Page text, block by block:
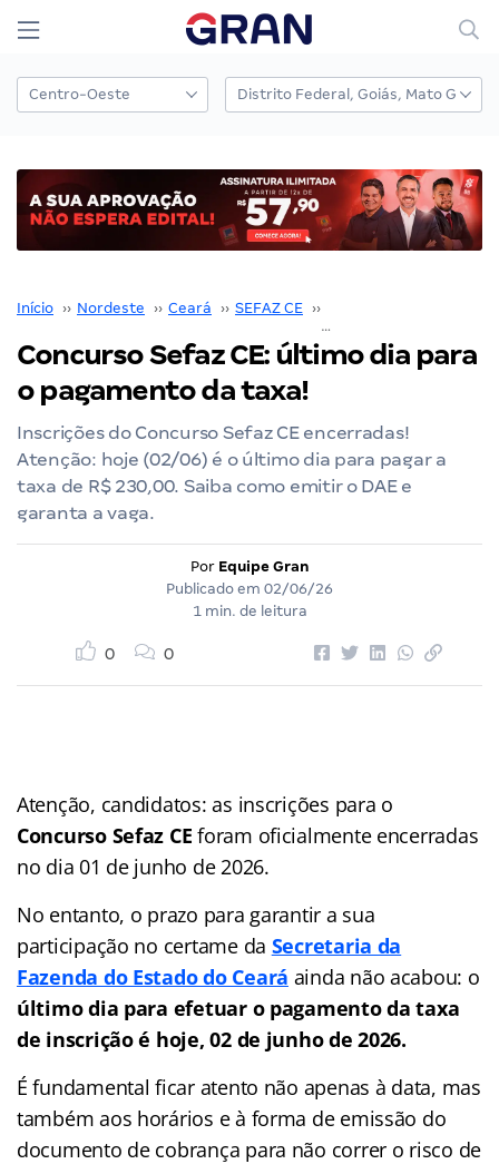
Início ›› Nordeste ›› Ceará ›› SEFAZ CE ››
Concurso Sefaz CE: último dia para
o pagamento da taxa!
Inscrições do Concurso Sefaz CE encerradas!
Atenção: hoje (02/06) é o último dia para pagar a
taxa de R$ 230,00. Saiba como emitir o DAE e
garanta a vaga.
Por Equipe Gran
Publicado em 02/06/26
1 min. de leitura
0 0
Atenção, candidatos: as inscrições para o
Concurso Sefaz CE foram oficialmente encerradas
no dia 01 de junho de 2026.
No entanto, o prazo para garantir a sua
participação no certame da Secretaria da
Fazenda do Estado do Ceará ainda não acabou: o
último dia para efetuar o pagamento da taxa
de inscrição é hoje, 02 de junho de 2026.
É fundamental ficar atento não apenas à data, mas
também aos horários e à forma de emissão do
documento de cobrança para não correr o risco de